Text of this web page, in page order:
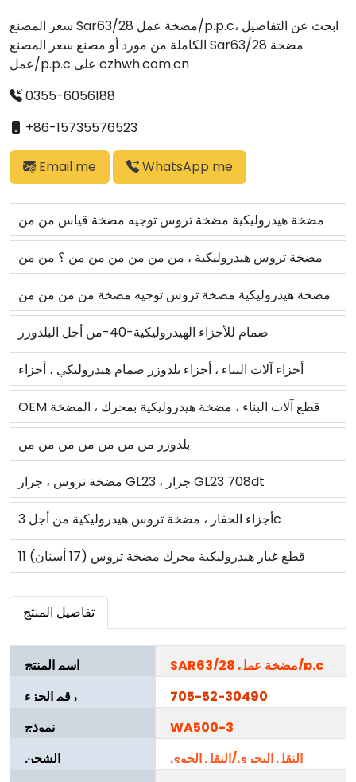
سعر المصنع Sar63/28 مضخة عمل/p.p.c، ابحث عن التفاصيل
الكاملة من مورد أو مصنع سعر المصنع Sar63/28 مضخة
عمل/p.p.c على czhwh.com.cn
0355-6056188
+86-15735576523
Email me WhatsApp me
مضخة هيدروليكية مضخة تروس توجيه مضخة قياس من من
من من من من من من من نوع 416D 416E
مضخة تروس هيدروليكية ، من من من من من من ؟ من من
من من من ؟ ؟ ؟ ؟ ؟ ؟ ؟ ؟
مضخة هيدروليكية مضخة تروس توجيه مضخة من من من من
من من من من ؟ ؟ ؟ ؟صمام للأجزاء الهيدروليكية-40-من أجل البلدوزر
أجزاء آلات البناء ، أجزاء بلدوزر صمام هيدروليكي ، أجزاء
ass\" y-13-bulldoy
OEM قطع آلات البناء ، مضخة هيدروليكية بمحرك ، المضخة
بلدوزر من من من من من من من
مضخة تروس ، جرار GL23 ، جرار GL23 708dt
أجزاء الحفار ، مضخة تروس هيدروليكية من أجل 3c
11 قطع غيار هيدروليكية محرك مضخة تروس (17 أسنان)
960F
تفاصيل المنتج
اسم المنتج
SAR63/28 مضخة عمل/p.c
رقم الجزء
705-52-30490
نموذج
WA500-3
الشحن
النقل البحري/النقل الجوي